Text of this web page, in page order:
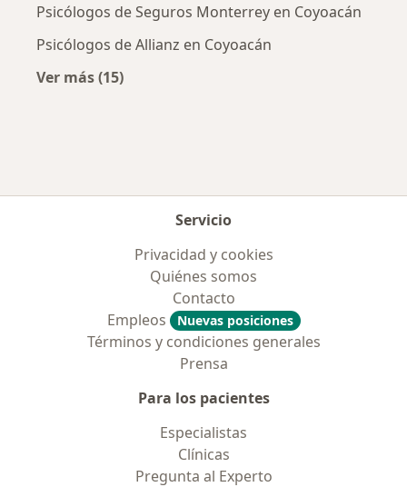
Psicólogos de Seguros Monterrey en Coyoacán
Psicólogos de Allianz en Coyoacán
Ver más (15)
Servicio
Privacidad y cookies
Quiénes somos
Contacto
Empleos
Nuevas posiciones
Términos y condiciones generales
Prensa
Para los pacientes
Especialistas
Clínicas
Pregunta al Experto